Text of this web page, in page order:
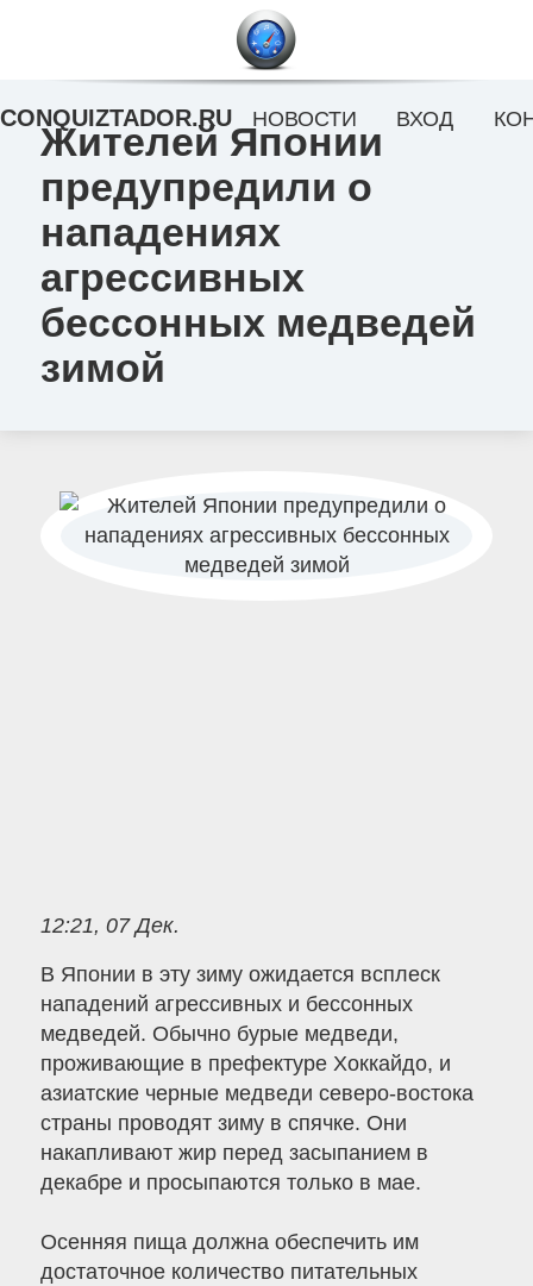
Жителей Японии
предупредили о
нападениях
агрессивных
бессонных медведей
зимой
12:21, 07 Дек.
В Японии в эту зиму ожидается всплеск
нападений агрессивных и бессонных
медведей. Обычно бурые медведи,
проживающие в префектуре Хоккайдо, и
азиатские черные медведи северо-востока
страны проводят зиму в спячке. Они
накапливают жир перед засыпанием в
декабре и просыпаются только в мае.
Осенняя пища должна обеспечить им
достаточное количество питательных
CONQUIZTADOR.RU НОВОСТИ ВХОД